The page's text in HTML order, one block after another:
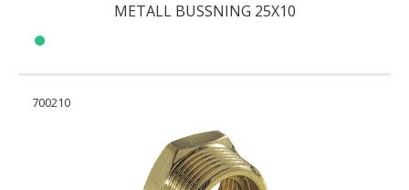
METALL BUSSNING 25X10
700210